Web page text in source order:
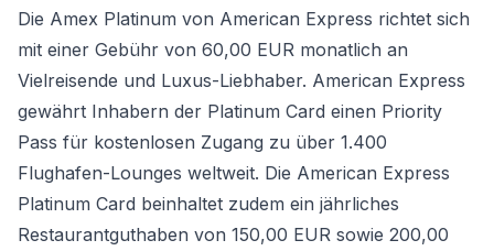
Die Amex Platinum von American Express richtet sich
mit einer Gebühr von 60,00 EUR monatlich an
Vielreisende und Luxus-Liebhaber. American Express
gewährt Inhabern der Platinum Card einen Priority
Pass für kostenlosen Zugang zu über 1.400
Flughafen-Lounges weltweit. Die American Express
Platinum Card beinhaltet zudem ein jährliches
Restaurantguthaben von 150,00 EUR sowie 200,00